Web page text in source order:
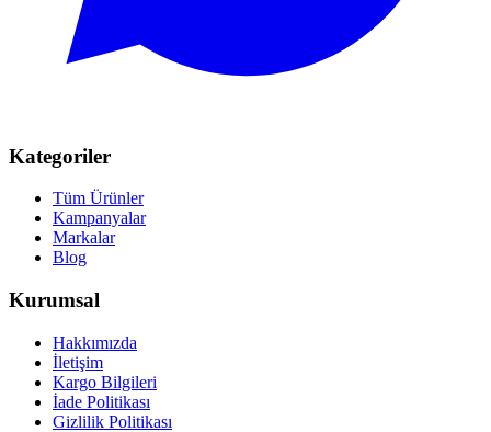
Kategoriler
Tüm Ürünler
Kampanyalar
Markalar
Blog
Kurumsal
Hakkımızda
İletişim
Kargo Bilgileri
İade Politikası
Gizlilik Politikası